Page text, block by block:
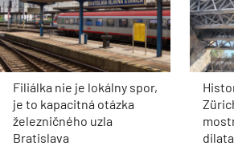
Filiálka nie je lokálny spor,
je to kapacitná otázka
železničného uzla
Bratislava